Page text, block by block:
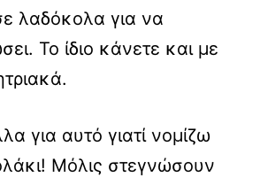
λαδόκολα για να
Το ίδιο κάνετε και με
για αυτό γιατί νομίζω
Μόλις στεγνώσουν